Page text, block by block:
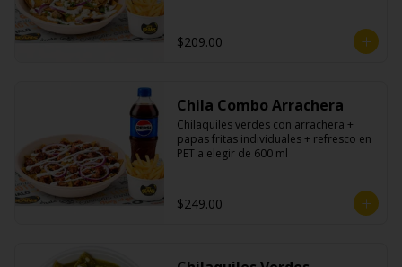
$209.00
Chila Combo Arrachera
Chilaquiles verdes con arrachera +
papas fritas individuales + refresco en
PET a elegir de 600 ml
$249.00